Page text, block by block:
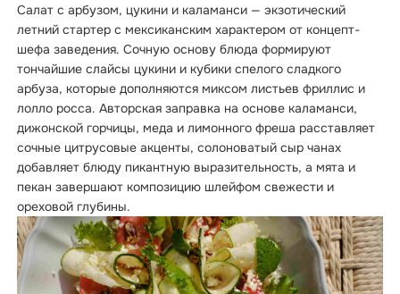
Салат с арбузом, цукини и каламанси — экзотический
летний стартер с мексиканским характером от концепт-
шефа заведения. Сочную основу блюда формируют
тончайшие слайсы цукини и кубики спелого сладкого
арбуза, которые дополняются миксом листьев фриллис и
лолло росса. Авторская заправка на основе каламанси,
дижонской горчицы, меда и лимонного фреша расставляет
сочные цитрусовые акценты, солоноватый сыр чанах
добавляет блюду пикантную выразительность, а мята и
пекан завершают композицию шлейфом свежести и
ореховой глубины.